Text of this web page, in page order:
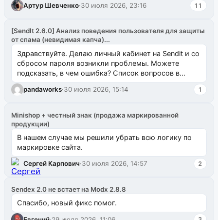
Артур Шевченко·30 июля 2026, 23:16 11
[SendIt 2.6.0] Анализ поведения пользователя для защиты
от спама (невидимая капча)...
Здравствуйте. Делаю личный кабинет на Sendit и со
сбросом пароля возникли проблемы. Можете
подсказать, в чем ошибка? Список вопросов в
одноименном разделе на modx.pro пока пуст, и,...
pandaworks·30 июля 2026, 15:14 1
Minishop + честный знак (продажа маркированной
продукции)
В нашем случае мы решили убрать всю логику по
маркировке сайта.
Сергей Карпович·30 июля 2026, 14:57 2
Sendex 2.0 не встает на Modx 2.8.8
Спасибо, новый фикс помог.